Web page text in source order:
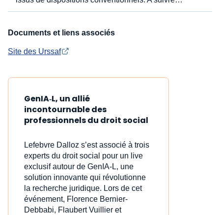
Documents et liens associés
Site des Urssaf
GenIA‑L, un allié
incontournable des
professionnels du droit social
Lefebvre Dalloz s’est associé à trois
experts du droit social pour un live
exclusif autour de GenIA‑L, une
solution innovante qui révolutionne
la recherche juridique. Lors de cet
événement, Florence Bernier-
Debbabi, Flaubert Vuillier et